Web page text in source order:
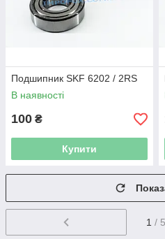
Подшипник SKF 6202 / 2RS
В наявності
100 ₴
Купити
1 / 5